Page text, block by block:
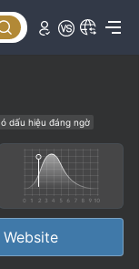
dấu hiệu đáng ngờ
Nguy cơ rủi ro cao
Website